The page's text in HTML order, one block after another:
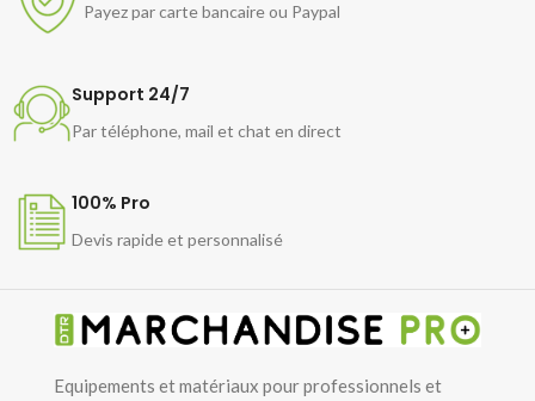
Payez par carte bancaire ou Paypal
Support 24/7
Par téléphone, mail et chat en direct
100% Pro
Devis rapide et personnalisé
Equipements et matériaux pour professionnels et